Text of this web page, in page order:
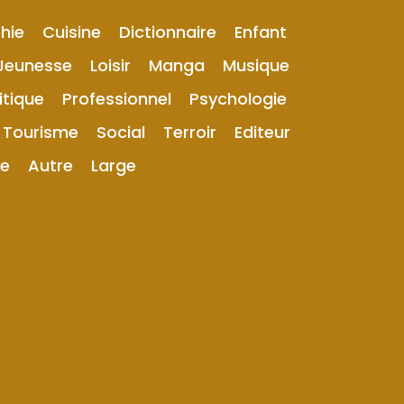
Cuisine Dictionnaire
Enfant
Loisir Manga
Musique
Professionnel
Psychologie
Tourisme
Social Terroir
Editeur
Autre Large